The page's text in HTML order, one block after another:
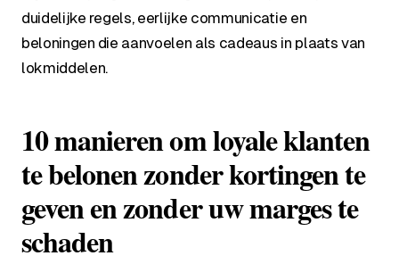
duidelijke regels, eerlijke communicatie en
beloningen die aanvoelen als cadeaus in plaats van
lokmiddelen.
10 manieren om loyale klanten
te belonen zonder kortingen te
geven en zonder uw marges te
schaden